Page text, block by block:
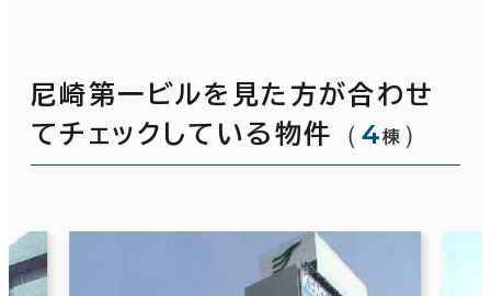
尼崎第一ビルを見た方が合わせ
てチェックしている物件
（ 4棟 ）